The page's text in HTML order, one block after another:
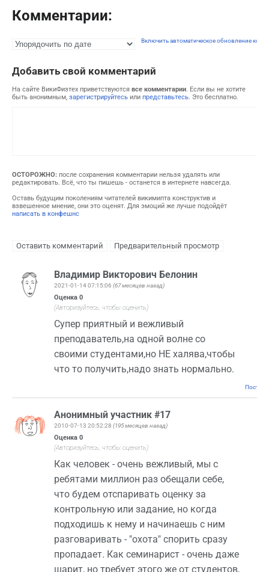
Комментарии:
Включить автоматическое обновление
Добавить свой комментарий
На сайте ВикиФизтех приветствуются все комментарии. Если вы не хотите
быть анонимным, зарегистрируйтесь или представьтесь. Это бесплатно.
ОСТОРОЖНО: после сохранения комментарии нельзя удалять или
редактировать. Всё, что ты пишешь - останется в интернете навсегда.
Оставь будущим поколениям читателей викимипта конструктив и
взвешенное мнение, они это оценят. Для эмоций же лучше подойдёт
написать в конфешнс
Владимир Викторович Белонин
2021-01-14 07:15:06 (67 месяцев назад)
Оценка 0
(Авторизуйтесь, чтобы оценить)
Супер приятный и вежливый
преподаватель,на одной волне со
своими студентами,но НЕ халява,чтобы
что то получить,надо знать нормально.
Анонимный участник #17
2010-07-13 20:52:28 (195 месяцев назад)
Оценка 0
(Авторизуйтесь, чтобы оценить)
Как человек - очень вежливый, мы с
ребятами миллион раз обещали себе,
что будем отспаривать оценку за
контрольную или задание, но когда
подходишь к нему и начинаешь с ним
разговаривать - "охота" спорить сразу
пропадает. Как семинарист - очень даже
шарит, но требует этого же от студентов,